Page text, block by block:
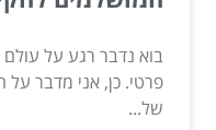
בוא נדבר רגע על
פרטי. כן, אני מדבר על
של...